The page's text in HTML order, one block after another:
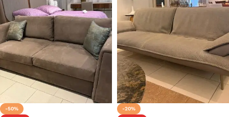
-50%
-20%